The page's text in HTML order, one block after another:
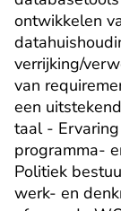
ontwikkelen
verrijking/
van
een
taal -
programma-
Politiek
werk- en